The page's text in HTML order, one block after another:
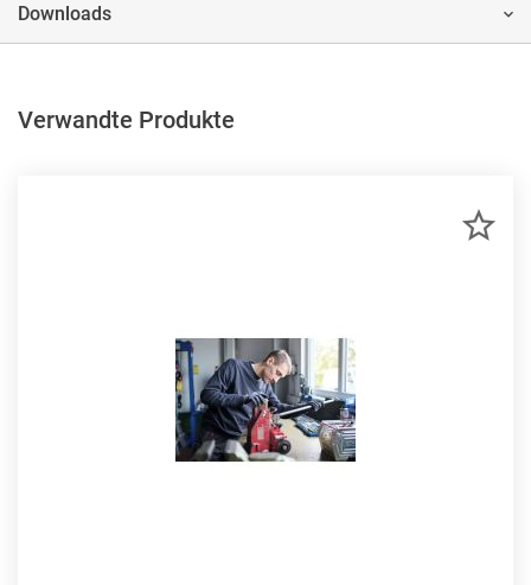
Downloads
Verwandte Produkte